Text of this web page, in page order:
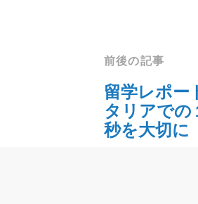
前後の記事
留学レポ
タリアでの
秒を大切に